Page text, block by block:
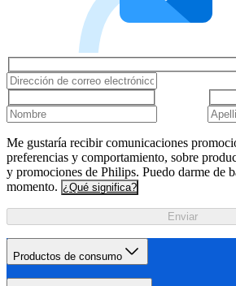
Me gustaría recibir comunicaciones
preferencias y comportamiento, sobre
y promociones de Philips. Puedo darme de
momento. ¿Qué significa?
Enviar
Productos de consumo